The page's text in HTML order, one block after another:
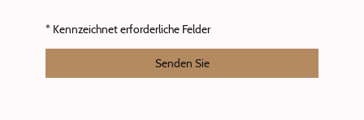
* Kennzeichnet erforderliche Felder
Senden Sie